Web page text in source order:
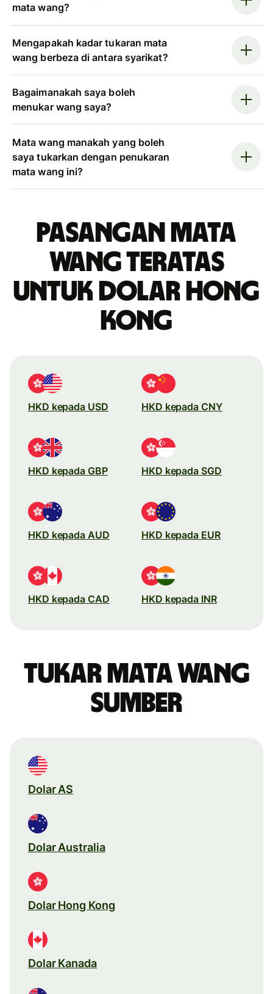
mata wang?
Mengapakah kadar tukaran mata
wang berbeza di antara syarikat?
Bagaimanakah saya boleh
menukar wang saya?
Mata wang manakah yang boleh
saya tukarkan dengan penukaran
mata wang ini?
Pasangan mata
wang teratas
untuk dolar Hong
Kong
HKD kepada USD HKD kepada CNY
HKD kepada GBP HKD kepada SGD
HKD kepada AUD HKD kepada EUR
HKD kepada CAD HKD kepada INR
Tukar mata wang
sumber
Dolar AS
Dolar Australia
Dolar Hong Kong
Dolar Kanada